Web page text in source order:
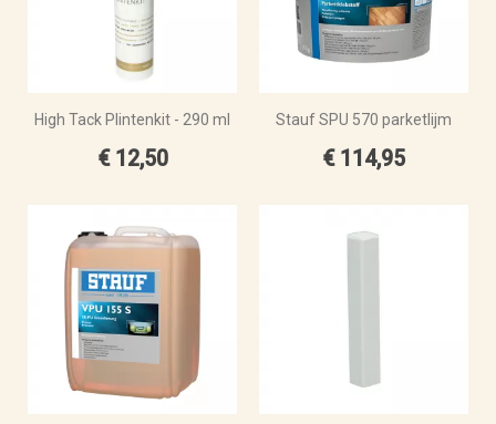
High Tack Plintenkit - 290 ml
€ 12,50
Stauf SPU 570 parketlijm
€ 114,95